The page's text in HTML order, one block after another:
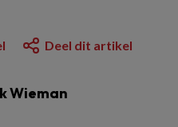
Deel dit artikel
Wieman